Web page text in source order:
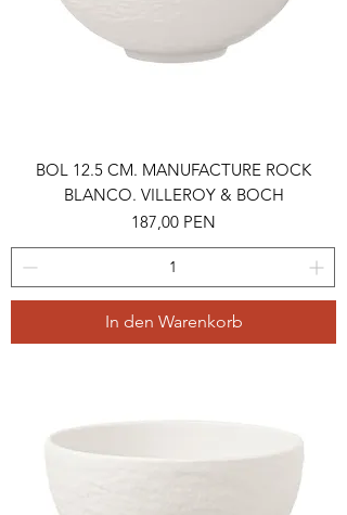
BOL 12.5 CM. MANUFACTURE ROCK
BLANCO. VILLEROY & BOCH
Preis
187,00 PEN
In den Warenkorb